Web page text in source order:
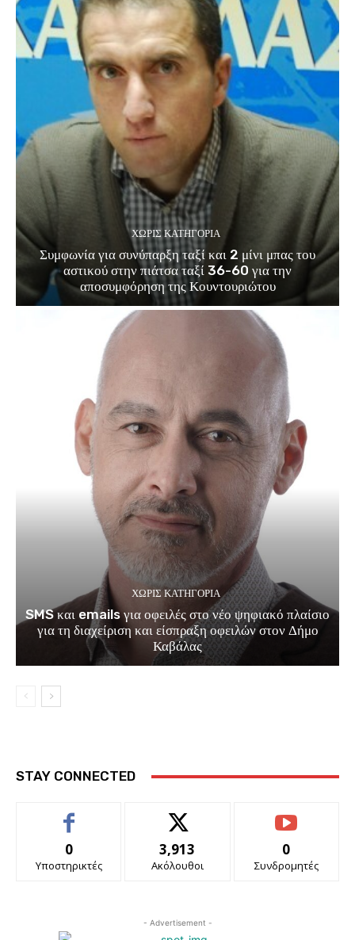
ΧΩΡΊΣ ΚΑΤΗΓΟΡΊΑ
Συμφωνία για συνύπαρξη ταξί και 2 μίνι μπας του
αστικού στην πιάτσα ταξί 36-60 για την
αποσυμφόρηση της Κουντουριώτου
ΧΩΡΊΣ ΚΑΤΗΓΟΡΊΑ
SMS και emails για οφειλές στο νέο ψηφιακό πλαίσιο
για τη διαχείριση και είσπραξη οφειλών στον Δήμο
Καβάλας
STAY CONNECTED
0
Υποστηρικτές
3,913
Ακόλουθοι
0
Συνδρομητές
- Advertisement -